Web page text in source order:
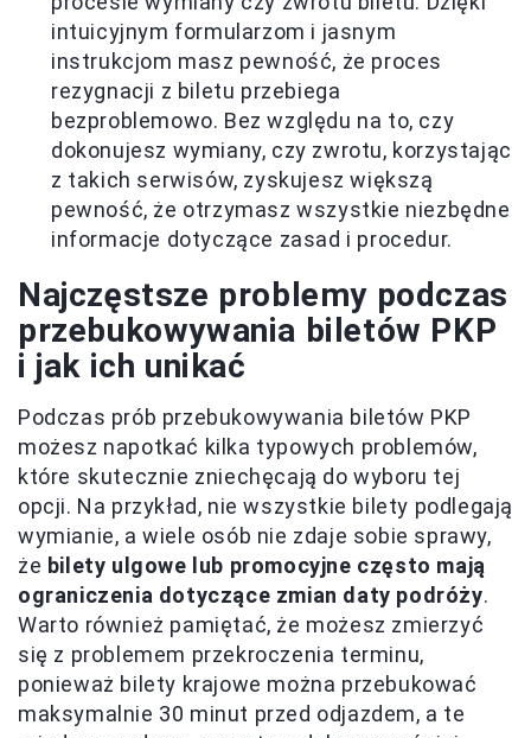
intuicyjnym formularzom i jasnym
instrukcjom masz pewność, że proces
rezygnacji z biletu przebiega
bezproblemowo. Bez względu na to, czy
dokonujesz wymiany, czy zwrotu, korzystając
z takich serwisów, zyskujesz większą
pewność, że otrzymasz wszystkie niezbędne
informacje dotyczące zasad i procedur.
Najczęstsze problemy podczas
przebukowywania biletów PKP
i jak ich unikać
Podczas prób przebukowywania biletów PKP
możesz napotkać kilka typowych problemów,
które skutecznie zniechęcają do wyboru tej
opcji. Na przykład, nie wszystkie bilety podlegają
wymianie, a wiele osób nie zdaje sobie sprawy,
że bilety ulgowe lub promocyjne często mają
ograniczenia dotyczące zmian daty podróży.
Warto również pamiętać, że możesz zmierzyć
się z problemem przekroczenia terminu,
ponieważ bilety krajowe można przebukować
maksymalnie 30 minut przed odjazdem, a te